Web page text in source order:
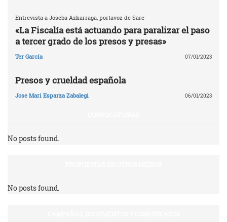
Entrevista a Joseba Azkarraga, portavoz de Sare
«La Fiscalía está actuando para paralizar el paso
a tercer grado de los presos y presas»
Ter García 07/01/2023
Presos y crueldad española
Jose Mari Esparza Zabalegi 06/01/2023
No posts found.
No posts found.